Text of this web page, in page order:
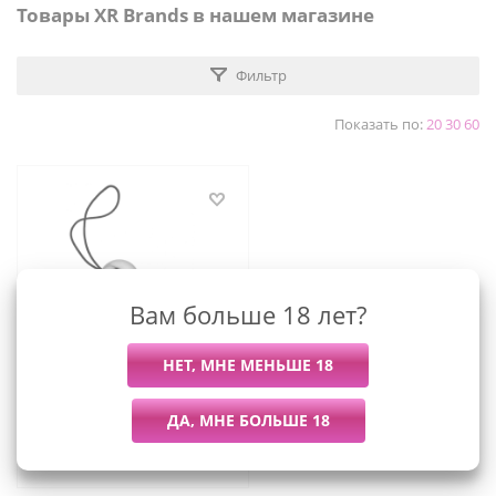
Товары XR Brands в нашем магазине
Фильтр
Показать по:203060
Trinity Vibes -
Пластиковые
вагинальные шарики, 24
см
руб./шт
Вам больше 18 лет?